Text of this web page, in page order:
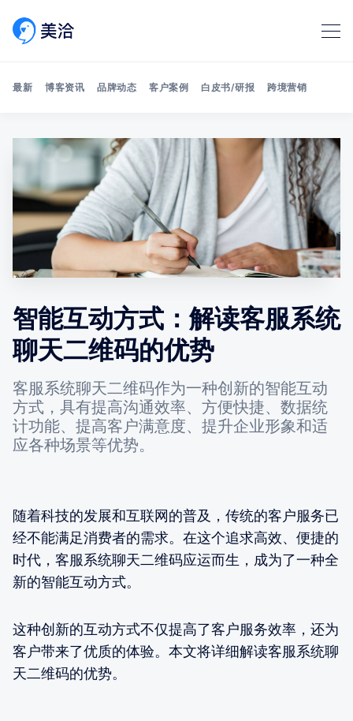
Search 美洽博客
最新 博客资讯 品牌动态 客户案例 白皮书/研报 跨境营销
智能互动方式：解读客服系统
聊天二维码的优势
客服系统聊天二维码作为一种创新的智能互动
方式，具有提高沟通效率、方便快捷、数据统
计功能、提高客户满意度、提升企业形象和适
应各种场景等优势。
随着科技的发展和互联网的普及，传统的客户服务已
经不能满足消费者的需求。在这个追求高效、便捷的
时代，客服系统聊天二维码应运而生，成为了一种全
新的智能互动方式。
这种创新的互动方式不仅提高了客户服务效率，还为
客户带来了优质的体验。本文将详细解读客服系统聊
天二维码的优势。